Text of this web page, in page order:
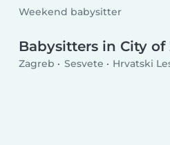
Weekend babysitter
Babysitters in City of
Zagreb Sesvete Hrvatski